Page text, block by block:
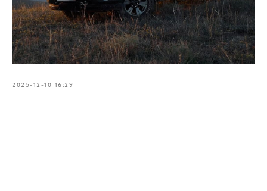
2025-12-10 16:29